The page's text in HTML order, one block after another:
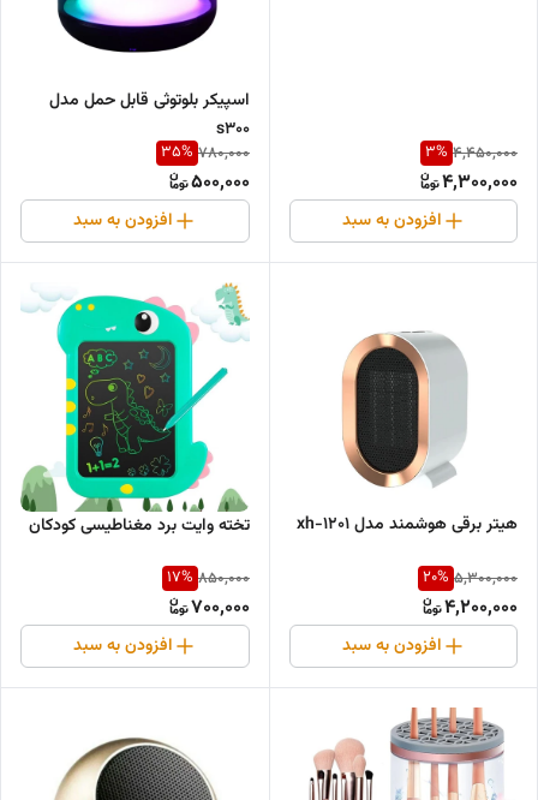
4,450,000
3%
4,300,000
افزودن به سبد
اسپیکر بلوتوثی قابل حمل مدل
s300
780,000
35%
500,000
افزودن به سبد
هیتر برقی هوشمند مدل xh-1201
5,300,000
20%
4,200,000
افزودن به سبد
تخته وایت برد مغناطیسی کودکان
850,000
17%
700,000
افزودن به سبد